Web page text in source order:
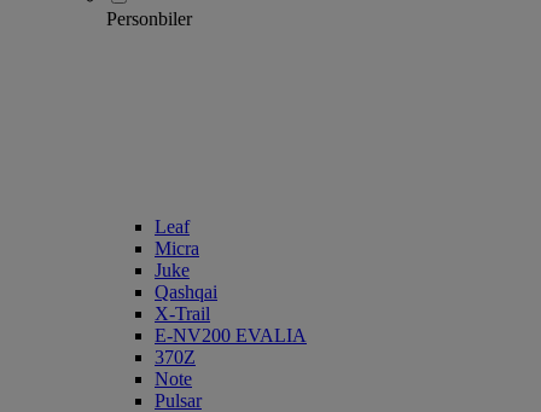
Personbiler
Leaf
Micra
Juke
Qashqai
X-Trail
E-NV200 EVALIA
370Z
Note
Pulsar